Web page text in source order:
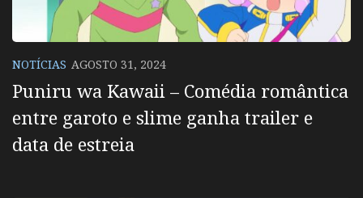
NOTÍCIAS AGOSTO 31, 2024
Puniru wa Kawaii – Comédia romântica
entre garoto e slime ganha trailer e
data de estreia